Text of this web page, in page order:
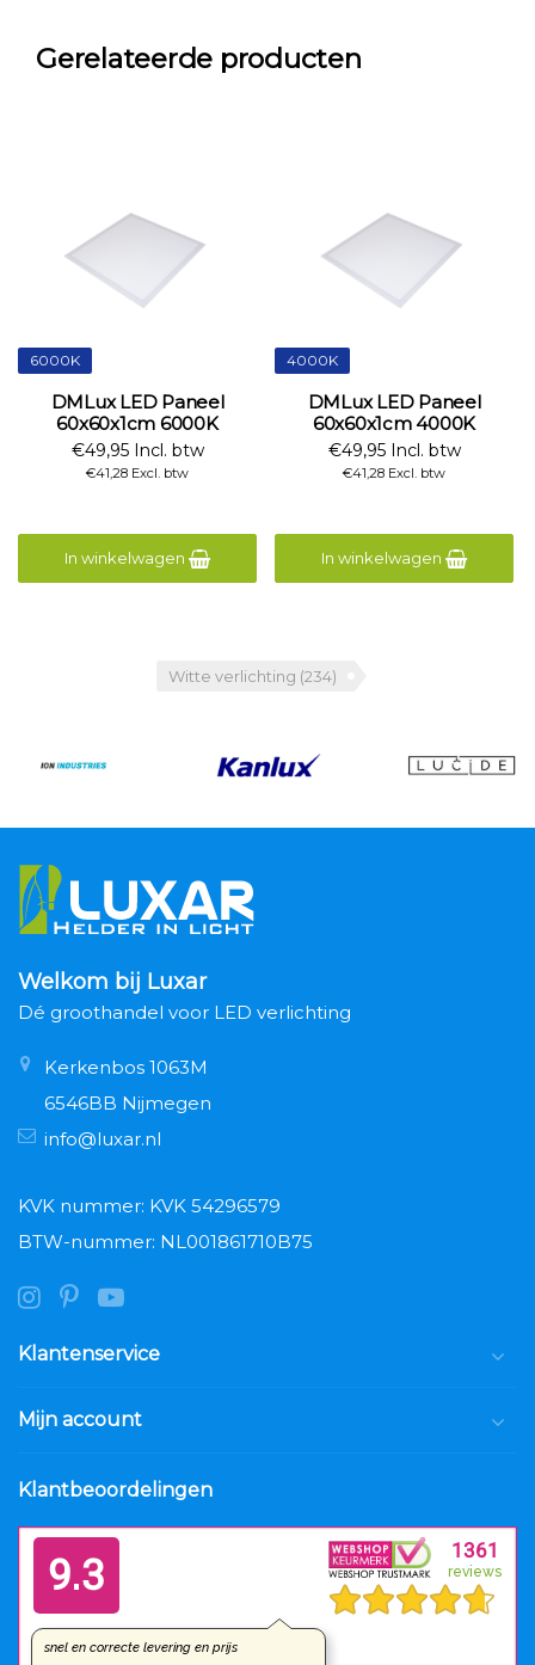
Gerelateerde producten
6000K
DMLux LED Paneel
60x60x1cm 6000K
€49,95 Incl. btw
€41,28 Excl. btw
In winkelwagen
4000K
DMLux LED Paneel
60x60x1cm 4000K
€49,95 Incl. btw
€41,28 Excl. btw
In winkelwagen
Witte verlichting (234)
Welkom bij Luxar
Dé groothandel voor LED verlichting
Kerkenbos 1063M
6546BB Nijmegen
info@luxar.nl
KVK nummer: KVK 54296579
BTW-nummer: NL001861710B75
Klantenservice
Mijn account
Klantbeoordelingen